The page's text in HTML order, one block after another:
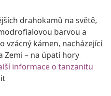
drahokamů na světě,
barvou a
vzácný kámen, nacházející
Zemi – na úpatí hory
informace o tanzanitu